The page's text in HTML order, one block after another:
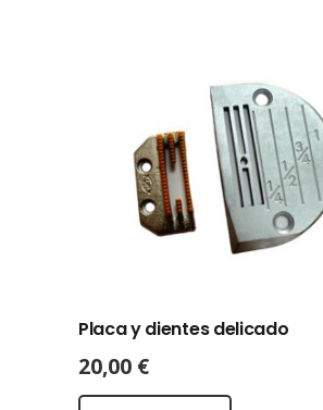
Placa y dientes delicado
20,00 €